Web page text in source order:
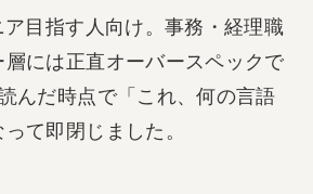
目指す人向け。事務・経理職
には正直オーバースペックで
んだ時点で「これ、何の言語
て即閉じました。